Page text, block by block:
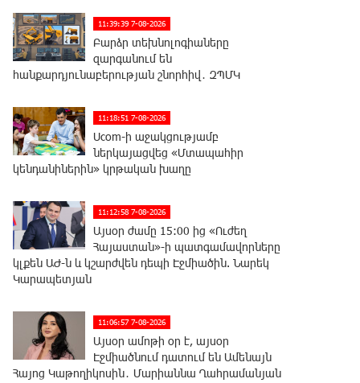
11:39:39 7-08-2026
Բարձր տեխնոլոգիաները
զարգանում են
հանքարդյունաբերության շնորհիվ․ ԶՊՄԿ
11:18:51 7-08-2026
Ucom-ի աջակցությամբ
ներկայացվեց «Մտապահիր
կենդանիներին» կրթական խաղը
11:12:58 7-08-2026
Այսօր ժամը 15:00 ից «Ուժեղ
Հայաստան»-ի պատգամավորները
կլքեն ԱԺ-ն և կշարժվեն դեպի Էջմիածին. Նարեկ
Կարապետյան
11:06:57 7-08-2026
Այսօր ամոթի օր է, այսօր
Էջմիածնում դատում են Ամենայն
Հայոց Կաթողիկոսին․ Մարիաննա Ղահրամանյան